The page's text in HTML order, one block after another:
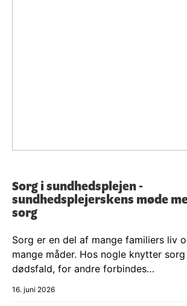
Sorg i sundhedsplejen -
sundhedsplejerskens møde
sorg
Sorg er en del af mange familiers liv
mange måder. Hos nogle knytter
dødsfald, for andre forbindes…
16. juni 2026